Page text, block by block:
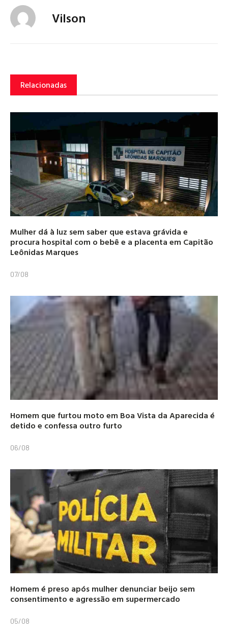
Vilson
Relacionadas
Mulher dá à luz sem saber que estava grávida e
procura hospital com o bebê e a placenta em Capitão
Leônidas Marques
07/08
Homem que furtou moto em Boa Vista da Aparecida é
detido e confessa outro furto
06/08
Homem é preso após mulher denunciar beijo sem
consentimento e agressão em supermercado
05/08